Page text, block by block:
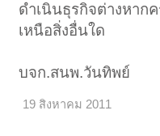
ดำเนินธุรกิจต่างหาก
เหนือสิ่งอื่นใด
บจก.สนพ.วันทิพย์
19 สิงหาคม 2011